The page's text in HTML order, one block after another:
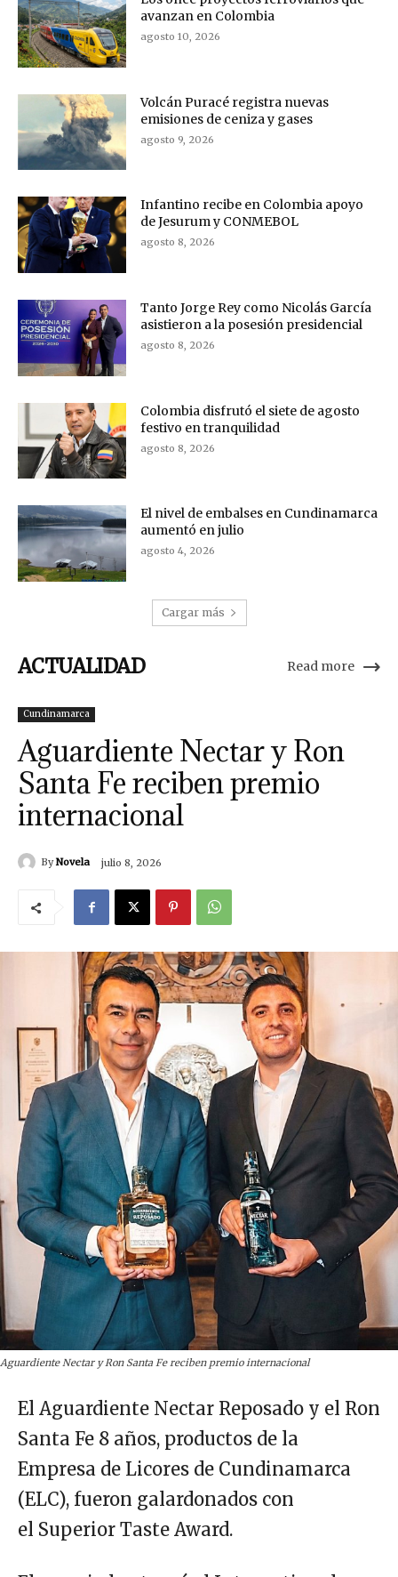
avanzan en Colombia
agosto 10, 2026
Volcán Puracé registra nuevas
emisiones de ceniza y gases
agosto 9, 2026
Infantino recibe en Colombia apoyo
de Jesurum y CONMEBOL
agosto 8, 2026
Tanto Jorge Rey como Nicolás García
asistieron a la posesión presidencial
agosto 8, 2026
Colombia disfrutó el siete de agosto
festivo en tranquilidad
agosto 8, 2026
El nivel de embalses en Cundinamarca
aumentó en julio
agosto 4, 2026
Cargar más
ACTUALIDAD Read more
Cundinamarca
Aguardiente Nectar y Ron
Santa Fe reciben premio
internacional
By Novela julio 8, 2026
Aguardiente Nectar y Ron Santa Fe reciben premio internacional
El Aguardiente Nectar Reposado y el Ron
Santa Fe 8 años, productos de la
Empresa de Licores de Cundinamarca
(ELC), fueron galardonados con
el Superior Taste Award.